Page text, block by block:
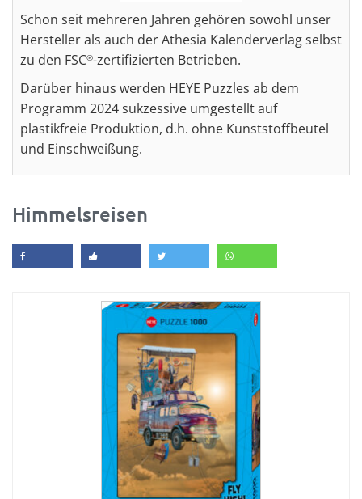
Schon seit mehreren Jahren gehören sowohl unser
Hersteller als auch der Athesia Kalenderverlag selbst
zu den FSC®-zertifizierten Betrieben.
Darüber hinaus werden HEYE Puzzles ab dem
Programm 2024 sukzessive umgestellt auf
plastikfreie Produktion, d.h. ohne Kunststoffbeutel
und Einschweißung.
Himmelsreisen